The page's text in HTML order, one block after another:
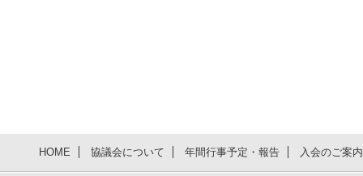
HOME 協議会について 年間行事予定・報告 入会のご案